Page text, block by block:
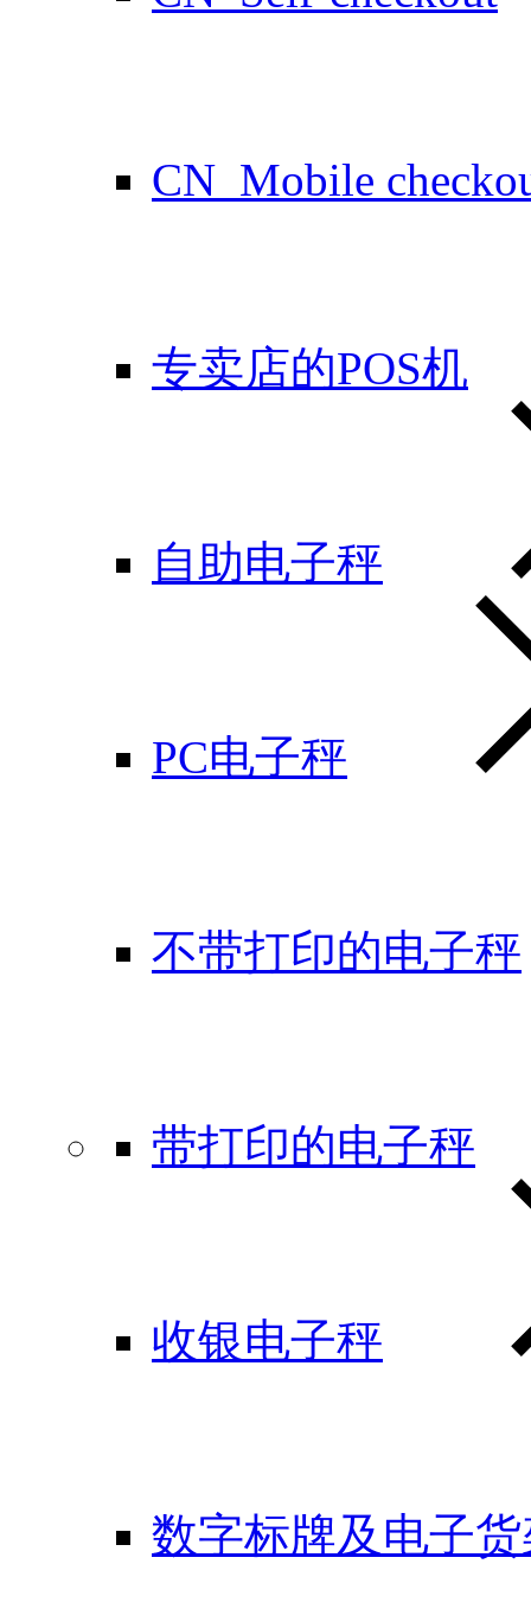
CN_Mobile
专卖店的POS机
自助电子秤
PC电子秤
不带打印的电子秤
带打印的电子秤
收银电子秤
数字标牌及电子